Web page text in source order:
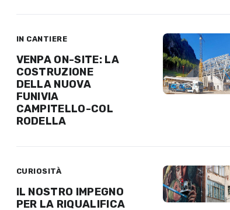
IN CANTIERE
VENPA ON-SITE: LA
COSTRUZIONE
DELLA NUOVA
FUNIVIA
CAMPITELLO-COL
RODELLA
CURIOSITÀ
IL NOSTRO IMPEGNO
PER LA RIQUALIFICA